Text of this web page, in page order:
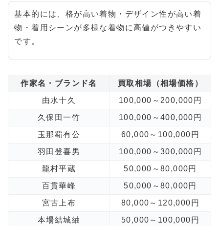
基本的には、格が高い着物・デザイン性が高い着
物・着用シーンが多様な着物に高値がつきやすい
です。
作家名・ブランド名 買取相場（相場価格）
由水十久 100,000～200,000円
久保田一竹 100,000～400,000円
玉那覇有公 60,000～100,000円
羽田登喜男 100,000～300,000円
龍村平蔵 50,000～80,000円
百貫華峰 50,000～80,000円
宮古上布 80,000～120,000円
本場結城紬 50,000～100,000円